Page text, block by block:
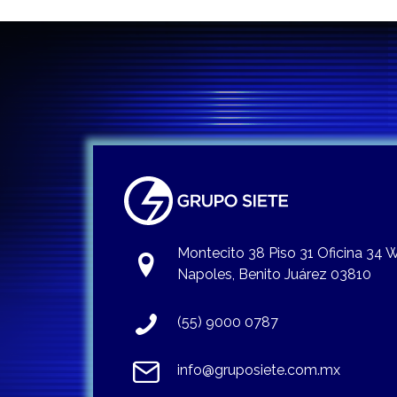
Montecito 38 Piso 31 Oficina 34
Napoles, Benito Juárez 03810
(55) 9000 0787
info@gruposiete.com.mx